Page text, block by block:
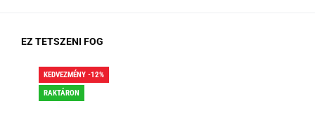
EZ TETSZENI FOG
KEDVEZMÉNY -12%
RAKTÁRON